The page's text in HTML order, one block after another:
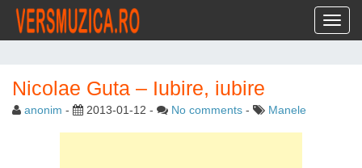
Nicolae Guta – Iubire, iubire
anonim - 2013-01-12 - No comments - Manele